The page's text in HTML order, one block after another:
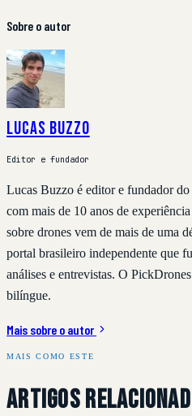
Sobre o autor
Lucas Buzzo
Editor e fundador
Lucas Buzzo é editor e fundador
com mais de 10 anos de
sobre drones vem de mais de uma
portal brasileiro independente que
análises e entrevistas. O
bilíngue.
Mais sobre o autor
MAIS COMO ESTE
Artigos